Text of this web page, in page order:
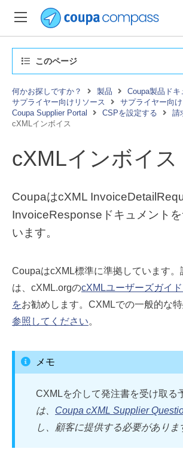
このページ
何かお探しですか？ 製品
Coupa製品ド
サプライヤー向けリソース
サプライヤー向け
Coupa Supplier Portal
CSPを設定する
請
cXMLインボイス
cXMLインボイス
CoupaはcXML
InvoiceResponseドキュメント
います。
CoupaはcXML標準に準拠しています。
は、cXML.orgのcXMLユーザーズガイ
をお勧めします。CXMLでの一般的な
参照してください。
メモ
CXMLを介して発注書を受け取る
は、 Coupa cXML Supplier
し、顧客に提供する必要がありま